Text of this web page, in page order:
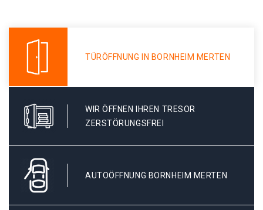
TÜRÖFFNUNG IN BORNHEIM MERTEN
WIR ÖFFNEN IHREN TRESOR
ZERSTÖRUNGSFREI
AUTOÖFFNUNG BORNHEIM MERTEN